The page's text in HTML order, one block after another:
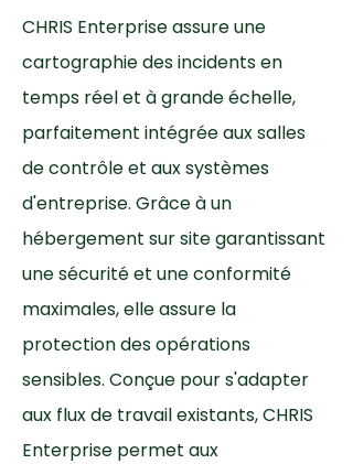
CHRIS Enterprise assure une
cartographie des incidents en
temps réel et à grande échelle,
parfaitement intégrée aux salles
de contrôle et aux systèmes
d'entreprise. Grâce à un
hébergement sur site garantissant
une sécurité et une conformité
maximales, elle assure la
protection des opérations
sensibles. Conçue pour s'adapter
aux flux de travail existants, CHRIS
Enterprise permet aux